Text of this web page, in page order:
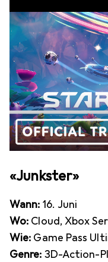
«Junkster»
Wann: 16. Juni
Wo: Cloud, Xbox
Wie: Game Pass
Genre: 3D-Action-